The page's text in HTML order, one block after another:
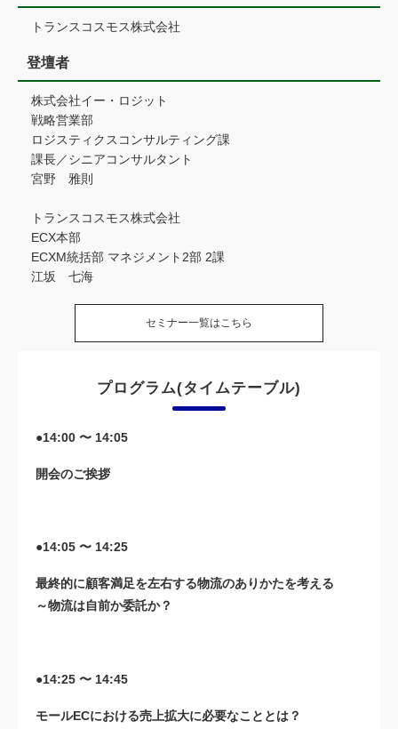
トランスコスモス株式会社
登壇者
株式会社イー・ロジット
戦略営業部
ロジスティクスコンサルティング課
課長／シニアコンサルタント
宮野 雅則
トランスコスモス株式会社
ECX本部
ECXM統括部 マネジメント2部 2課
江坂 七海
セミナー一覧はこちら
プログラム(タイムテーブル)
●14:00 〜 14:05
開会のご挨拶
●14:05 〜 14:25
最終的に顧客満足を左右する物流のありかたを考える
～物流は自前か委託か？
●14:25 〜 14:45
モールECにおける売上拡大に必要なこととは？